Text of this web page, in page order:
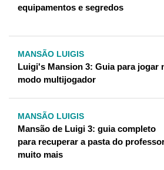
equipamentos e segredos
MANSÃO LUIGIS
Luigi's Mansion 3: Guia para jogar
modo multijogador
MANSÃO LUIGIS
Mansão de Luigi 3: guia completo
para recuperar a pasta do
muito mais